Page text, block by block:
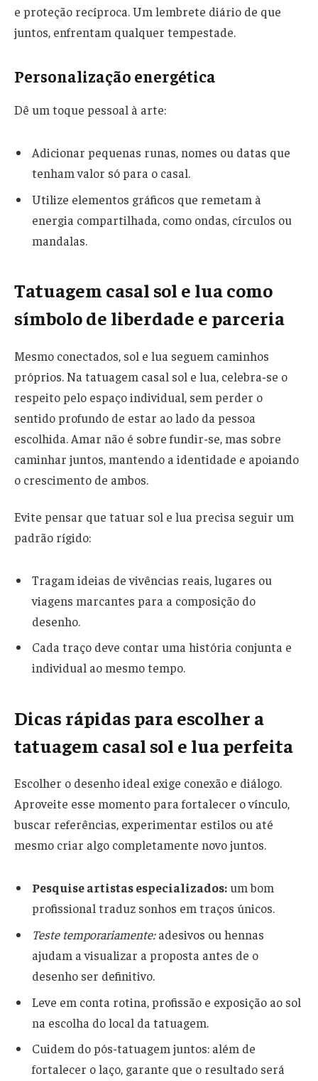
e proteção recíproca. Um lembrete diário de que
juntos, enfrentam qualquer tempestade.
Personalização energética
Dê um toque pessoal à arte:
Adicionar pequenas runas, nomes ou datas que
tenham valor só para o casal.
Utilize elementos gráficos que remetam à
energia compartilhada, como ondas, círculos ou
mandalas.
Tatuagem casal sol e lua como
símbolo de liberdade e parceria
Mesmo conectados, sol e lua seguem caminhos
próprios. Na tatuagem casal sol e lua, celebra-se o
respeito pelo espaço individual, sem perder o
sentido profundo de estar ao lado da pessoa
escolhida. Amar não é sobre fundir-se, mas sobre
caminhar juntos, mantendo a identidade e apoiando
o crescimento de ambos.
Evite pensar que tatuar sol e lua precisa seguir um
padrão rígido:
Tragam ideias de vivências reais, lugares ou
viagens marcantes para a composição do
desenho.
Cada traço deve contar uma história conjunta e
individual ao mesmo tempo.
Dicas rápidas para escolher a
tatuagem casal sol e lua perfeita
Escolher o desenho ideal exige conexão e diálogo.
Aproveite esse momento para fortalecer o vínculo,
buscar referências, experimentar estilos ou até
mesmo criar algo completamente novo juntos.
Pesquise artistas especializados:um bom
profissional traduz sonhos em traços únicos.
Teste temporariamente:adesivos ou hennas
ajudam a visualizar a proposta antes de o
desenho ser definitivo.
Leve em conta rotina, profissão e exposição ao sol
na escolha do local da tatuagem.
Cuidem do pós-tatuagem juntos: além de
fortalecer o laço, garante que o resultado será